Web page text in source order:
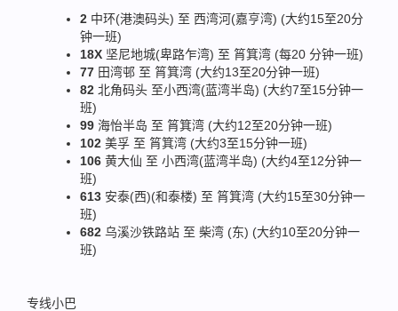
2 中环(港澳码头) 至 西湾河(嘉亨湾) (大约15至20分
钟一班)
18X 坚尼地城(卑路乍湾) 至 筲箕湾 (每20 分钟一班)
77 田湾邨 至 筲箕湾 (大约13至20分钟一班)
82 北角码头 至小西湾(蓝湾半岛) (大约7至15分钟一
班)
99 海怡半岛 至 筲箕湾 (大约12至20分钟一班)
102 美孚 至 筲箕湾 (大约3至15分钟一班)
106 黄大仙 至 小西湾(蓝湾半岛) (大约4至12分钟一
班)
613 安泰(西)(和泰楼) 至 筲箕湾 (大约15至30分钟一
班)
682 乌溪沙铁路站 至 柴湾 (东) (大约10至20分钟一
班)
专线小巴